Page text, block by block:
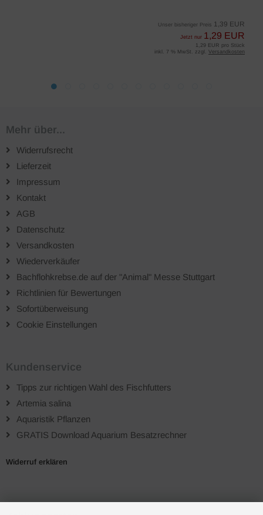
Unser bisheriger Preis 1,39 EUR
Jetzt nur 1,29 EUR
1,29 EUR pro Stück
inkl. 7 % MwSt. zzgl. Versandkosten
Mehr über...
Widerrufsrecht
Lieferzeit
Impressum
Kontakt
AGB
Datenschutz
Versandkosten
Wiederverkäufer
Bachflohkrebse.de auf der "Animal" Messe Stuttgart
Richtlinien für Bewertungen
Sofortüberweisung
Cookie Einstellungen
Kundenservice
Tipps zur richtigen Wahl des Fischfutters
Artemia salina
Aquaristik Pflanzen
GRATIS Download Aquarium Besatzrechner
Widerruf erklären